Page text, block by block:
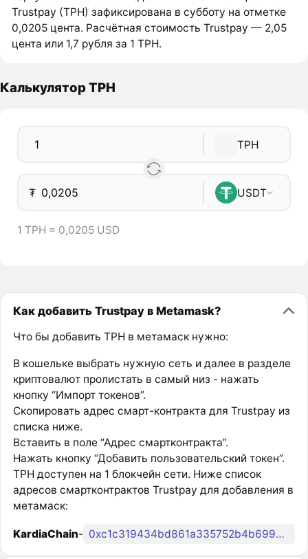
Trustpay (TPH) зафиксирована в субботу на отметке
0,0205 цента. Расчётная стоимость Trustpay — 2,05
цента или 1,7 рубля за 1 TPH.
Калькулятор TPH
TPH
₮ USDT
1 TPH = 0,0205 USD
Как добавить Trustpay в Metamask?
Что бы добавить TPH в метамаск нужно:
В кошельке выбрать нужную сеть и далее в разделе
криптовалют пролистать в самый низ - нажать
кнопку “Импорт токенов”.
Скопировать адрес смарт-контракта для Trustpay из
списка ниже.
Вставить в поле “Адрес смартконтракта”.
Нажать кнопку “Добавить пользовательский токен”.
TPH доступен на 1 блокчейн сети. Ниже список
адресов смартконтрактов Trustpay для добавления в
метамаск:
KardiaChain- 0xc1c319434bd861a335752b4b6993c13f139b26fa